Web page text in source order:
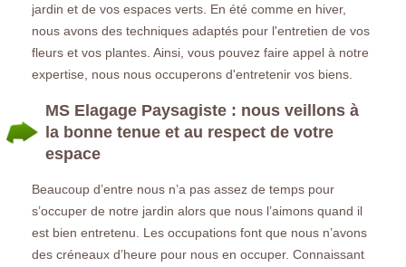
jardin et de vos espaces verts. En été comme en hiver,
nous avons des techniques adaptés pour l'entretien de vos
fleurs et vos plantes. Ainsi, vous pouvez faire appel à notre
expertise, nous nous occuperons d'entretenir vos biens.
MS Elagage Paysagiste : nous veillons à
la bonne tenue et au respect de votre
espace
Beaucoup d’entre nous n’a pas assez de temps pour
s’occuper de notre jardin alors que nous l’aimons quand il
est bien entretenu. Les occupations font que nous n’avons
des créneaux d’heure pour nous en occuper. Connaissant